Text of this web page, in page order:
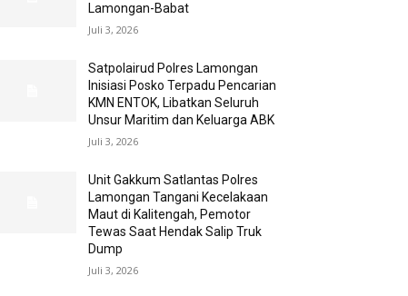
Lamongan-Babat
Juli 3, 2026
Satpolairud Polres Lamongan
Inisiasi Posko Terpadu Pencarian
KMN ENTOK, Libatkan Seluruh
Unsur Maritim dan Keluarga ABK
Juli 3, 2026
Unit Gakkum Satlantas Polres
Lamongan Tangani Kecelakaan
Maut di Kalitengah, Pemotor
Tewas Saat Hendak Salip Truk
Dump
Juli 3, 2026